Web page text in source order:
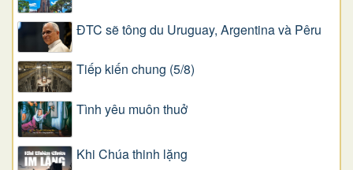
ĐTC sẽ tông du Uruguay, Argentina và Pêru
Tiếp kiến chung (5/8)
Tình yêu muôn thuở
Khi Chúa thinh lặng